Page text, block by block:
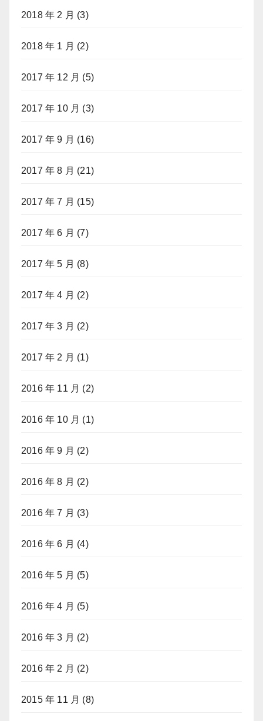
2018 年 2 月 (3)
2018 年 1 月 (2)
2017 年 12 月 (5)
2017 年 10 月 (3)
2017 年 9 月 (16)
2017 年 8 月 (21)
2017 年 7 月 (15)
2017 年 6 月 (7)
2017 年 5 月 (8)
2017 年 4 月 (2)
2017 年 3 月 (2)
2017 年 2 月 (1)
2016 年 11 月 (2)
2016 年 10 月 (1)
2016 年 9 月 (2)
2016 年 8 月 (2)
2016 年 7 月 (3)
2016 年 6 月 (4)
2016 年 5 月 (5)
2016 年 4 月 (5)
2016 年 3 月 (2)
2016 年 2 月 (2)
2015 年 11 月 (8)